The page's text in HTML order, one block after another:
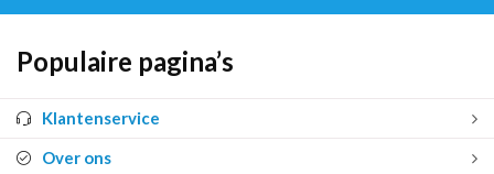
Populaire pagina’s
Klantenservice
Over ons